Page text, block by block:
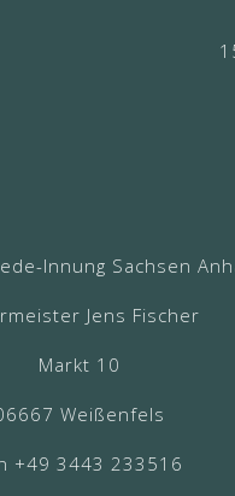
Innung Sachsen
Jens Fischer
Markt 10
Weißenfels
+49 3443 233516